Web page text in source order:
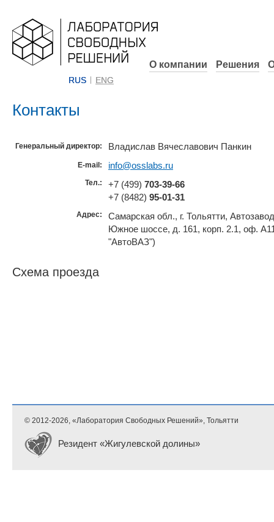
RUS ENG
О компании Решения
Контакты
Генеральный директор: Владислав Вячеславович Панкин
E-mail: info@osslabs.ru
Тел.: +7 (499) 703-39-66
+7 (8482) 95-01-31
Адрес:
Самарская обл., г. Тольятти,
Южное шоссе, д. 161, корп. 2.1, оф.
"АвтоВАЗ")
Схема проезда
© 2012-2026, «Лаборатория Свободных Решений», Тольятти
Резидент «Жигулевской долины»